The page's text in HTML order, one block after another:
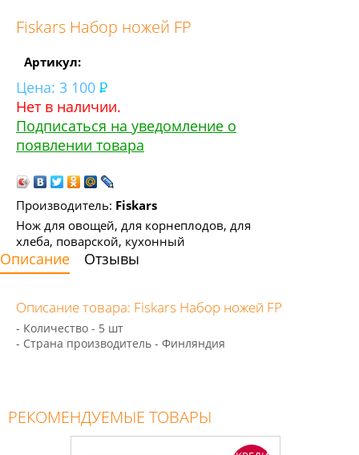
Fiskars Набор ножей FP
Артикул:
Цена: 3 100
Нет в наличии.
Подписаться на уведомление о
появлении товара
Производитель: Fiskars
Нож для овощей, для корнеплодов, для
хлеба, поварской, кухонный
Описание Отзывы
Описание товара: Fiskars Набор ножей FP
- Количество - 5 шт
- Страна производитель - Финляндия
РЕКОМЕНДУЕМЫЕ ТОВАРЫ